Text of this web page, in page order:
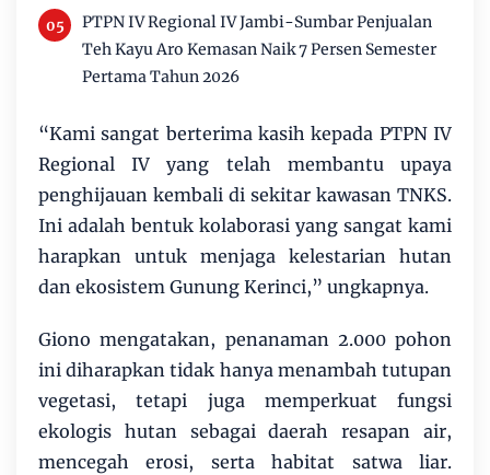
PTPN IV Regional IV Jambi-Sumbar Penjualan
Teh Kayu Aro Kemasan Naik 7 Persen Semester
Pertama Tahun 2026
“Kami sangat berterima kasih kepada PTPN IV
Regional IV yang telah membantu upaya
penghijauan kembali di sekitar kawasan TNKS.
Ini adalah bentuk kolaborasi yang sangat kami
harapkan untuk menjaga kelestarian hutan
dan ekosistem Gunung Kerinci,” ungkapnya.
Giono mengatakan, penanaman 2.000 pohon
ini diharapkan tidak hanya menambah tutupan
vegetasi, tetapi juga memperkuat fungsi
ekologis hutan sebagai daerah resapan air,
mencegah erosi, serta habitat satwa liar.